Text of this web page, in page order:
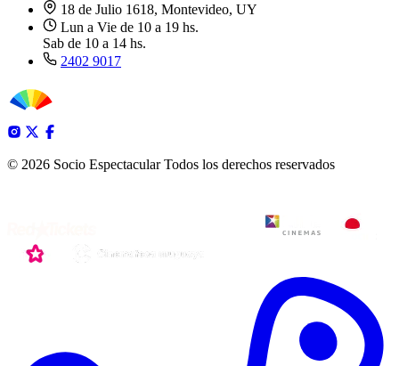
18 de Julio 1618, Montevideo, UY
Lun a Vie de 10 a 19 hs.
Sab de 10 a 14 hs.
2402 9017
© 2026 Socio Espectacular Todos los derechos reservados